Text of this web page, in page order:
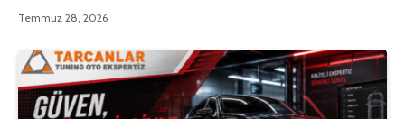
Temmuz 28, 2026